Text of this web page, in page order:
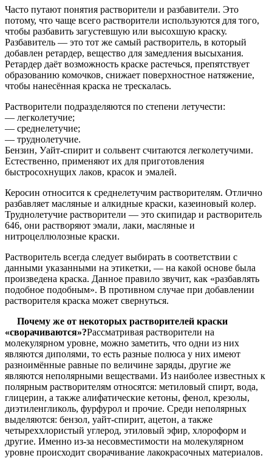
Часто путают понятия растворители и разбавители. Это
потому, что чаще всего растворители используются для того,
чтобы разбавить загустевшую или высохшую краску.
Разбавитель ― это тот же самый растворитель, в который
добавлен ретардер, вещество для замедления высыхания.
Ретардер даёт возможность краске растечься, препятствует
образованию комочков, снижает поверхностное натяжение,
чтобы нанесённая краска не трескалась.
Растворители подразделяются по степени летучести:
— легколетучие;
— среднелетучие;
— труднолетучие.
Бензин, Уайт-спирит и сольвент считаются легколетучими.
Естественно, применяют их для приготовления
быстросохнущих лаков, красок и эмалей.
Керосин относится к среднелетучим растворителям. Отлично
разбавляет масляные и алкидные краски, казеиновый колер.
Труднолетучие растворители ― это скипидар и растворитель
646, они растворяют эмали, лаки, масляные и
нитроцеллюлозные краски.
Растворитель всегда следует выбирать в соответствии с
данными указанными на этикетки, — на какой основе была
произведена краска. Данное правило звучит, как «разбавлять
подобное подобным». В противном случае при добавлении
растворителя краска может свернуться.
Почему же от некоторых растворителей краски
«сворачиваются»?Рассматривая растворители на
молекулярном уровне, можно заметить, что одни из них
являются диполями, то есть разные полюса у них имеют
разноимённые равные по величине заряды, другие же
являются неполярными веществами. Из наиболее известных к
полярным растворителям относятся: метиловый спирт, вода,
глицерин, а также алифатические кетоны, фенол, крезолы,
диэтиленгликоль, фурфурол и прочие. Среди неполярных
выделяются: бензол, уайт-спирит, ацетон, а также
четыреххлористый углерод, этиловый эфир, хлороформ и
другие. Именно из-за несовместимости на молекулярном
уровне происходит сворачивание лакокрасочных материалов.